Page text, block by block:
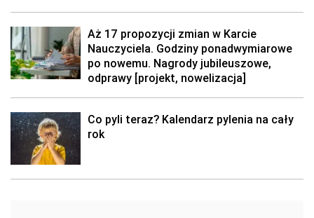
Aż 17 propozycji zmian w Karcie
Nauczyciela. Godziny ponadwymiarowe
po nowemu. Nagrody jubileuszowe,
odprawy [projekt, nowelizacja]
Co pyli teraz? Kalendarz pylenia na cały
rok